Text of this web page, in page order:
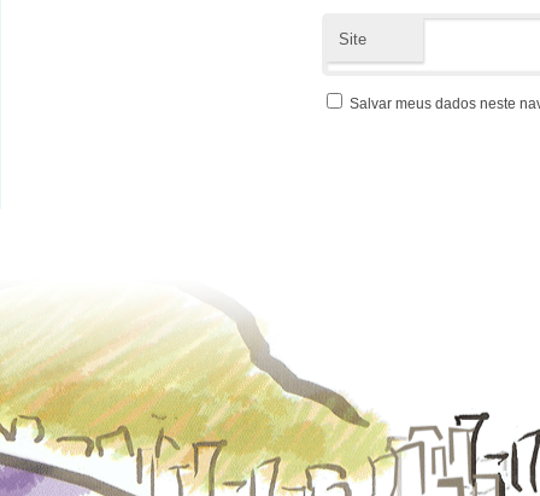
Site
Salvar meus dados neste